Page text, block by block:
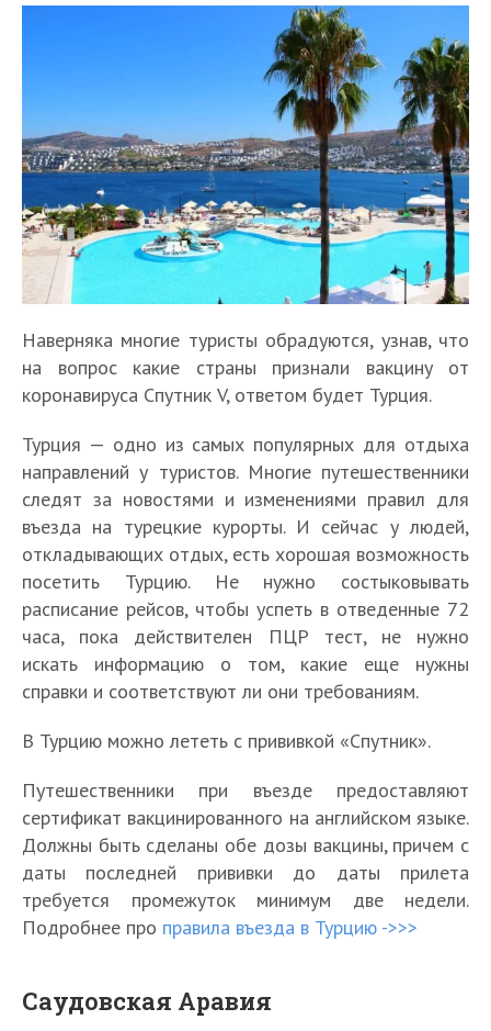
Наверняка многие туристы обрадуются, узнав, что
на вопрос какие страны признали вакцину от
коронавируса Спутник V, ответом будет Турция.
Турция — одно из самых популярных для отдыха
направлений у туристов. Многие путешественники
следят за новостями и изменениями правил для
въезда на турецкие курорты. И сейчас у людей,
откладывающих отдых, есть хорошая возможность
посетить Турцию. Не нужно состыковывать
расписание рейсов, чтобы успеть в отведенные 72
часа, пока действителен ПЦР тест, не нужно
искать информацию о том, какие еще нужны
справки и соответствуют ли они требованиям.
В Турцию можно лететь с прививкой «Спутник».
Путешественники при въезде предоставляют
сертификат вакцинированного на английском языке.
Должны быть сделаны обе дозы вакцины, причем с
даты последней прививки до даты прилета
требуется промежуток минимум две недели.
Подробнее про правила въезда в Турцию ->>>
Саудовская Аравия